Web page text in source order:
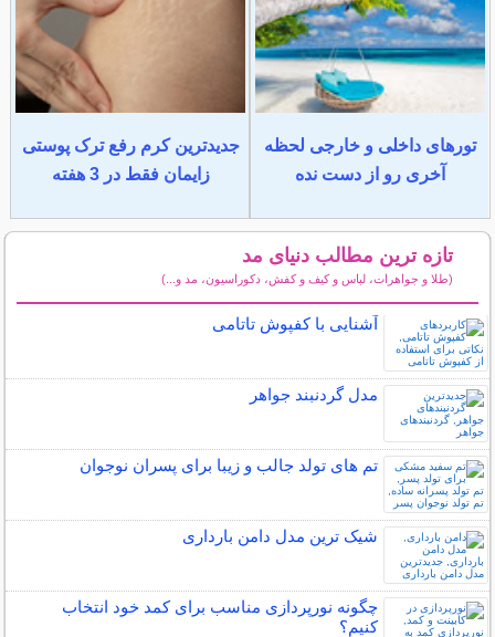
تورهای داخلی و خارجی لحظه
آخری رو از دست نده
جدیدترین کرم رفع ترک پوستی
زایمان فقط در 3 هفته
تازه ترین مطالب دنیای مد
(طلا و جواهرات، لباس و کیف و کفش، دکوراسیون، مد و...)
آشنایی با کفپوش تاتامی
مدل گردنبند جواهر
تم های تولد جالب و زیبا برای پسران نوجوان
شیک ترین مدل دامن بارداری
چگونه نورپردازی مناسب برای کمد خود انتخاب
کنیم؟